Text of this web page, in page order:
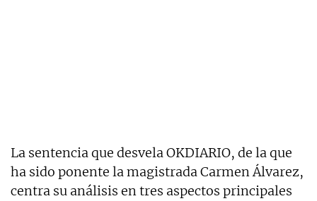
La sentencia que desvela OKDIARIO, de la que
ha sido ponente la magistrada Carmen Álvarez,
centra su análisis en tres aspectos principales